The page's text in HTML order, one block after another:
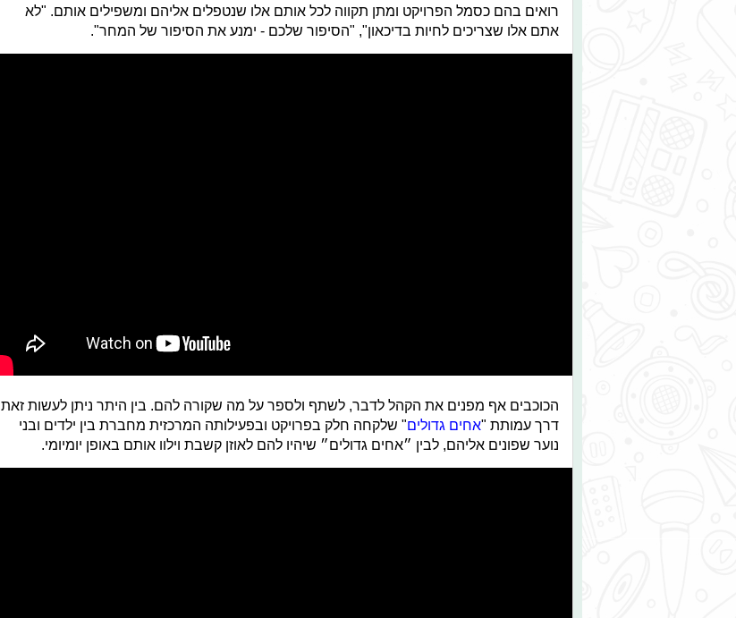
רואים בהם כסמל הפרויקט ומתן תקווה לכל אותם אלו שנטפלים אליהם ומשפילים אותם. "לא
אתם אלו שצריכים לחיות בדיכאון", "הסיפור שלכם - ימנע את הסיפור של המחר".
הכוכבים אף מפנים את הקהל לדבר, לשתף ולספר על מה שקורה להם. בין היתר ניתן לעשות זאת
דרך עמותת "אחים גדולים" שלקחה חלק בפרויקט ובפעילותה המרכזית מחברת בין ילדים ובני
נוער שפונים אליהם, לבין ״אחים גדולים״ שיהיו להם לאוזן קשבת וילוו אותם באופן יומיומי.